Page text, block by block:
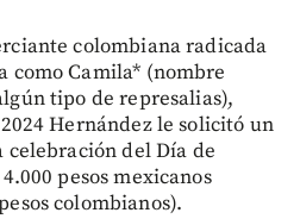
colombiana radicada
como Camila* (nombre
tipo de represalias),
Hernández le solicitó un
celebración del Día de
pesos mexicanos
colombianos).